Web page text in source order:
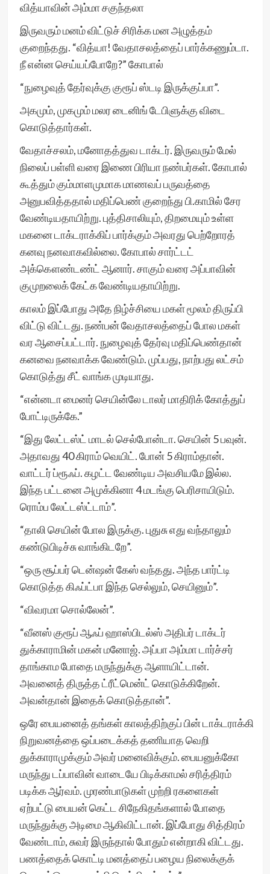
வித்யாவின் அம்மா சகுந்தலா
இருவரும் மனம் விட்டுச் சிரிக்க மன அழுத்தம்
குறைந்தது. “வித்யா! வேதாசலத்தைப் பார்க்கணும்டா.
நீ என்ன செய்யப்போறே?” கோபால்
“நுழைவுத் தேர்வுக்கு குரூப் ஸ்டடி இருக்குப்பா”.
அகமும், முகமும் மலர டைனிங் டேபிளுக்கு விடை
கொடுத்தார்கள்.
வேதாச்சலம், மனோதத்துவ டாக்டர். இருவரும் மேல்
நிலைப் பள்ளி வரை இணை பிரியா நண்பர்கள். கோபால்
கூத்தும் கும்மாளமுமாக மாணவப் பருவத்தை
அனுபவித்ததால் மதிப்பெண் குறைந்து பி.காமில் சேர
வேண்டியதாயிற்று. புத்திசாலியும், திறமையும் உள்ள
மகனை டாக்டராக்கிப் பார்க்கும் அவரது பெற்றோரத்
கனவு நனவாகவில்லை. கோபால் சார்ட்டட்
அக்கௌண்டண்ட் ஆனார். சாகும் வரை அப்பாவின்
குமுறலைக் கேட்க வேண்டியதாயிற்று.
காலம் இப்போது அதே நிழ்ச்சியை மகள் மூலம் திருப்பி
விட்டு விட்டது. நண்பன் வேதாசலத்தைப் போல மகள்
வர ஆசைப்பட்டார். நுழைவுத் தேர்வு மதிப்பெண்தான்
கனவை நனவாக்க வேண்டும். முப்பது, நாற்பது லட்சம்
கொடுத்து சீட் வாங்க முடியாது.
“என்னடா மைனர் செயின்லே டாலர் மாதிரிக் கோத்துப்
போட்டிருக்கே.”
“இது லேட்டஸ்ட் மாடல் செல்போன்டா. செயின் 5 பவுன்.
அதாவது 40 கிராம் வெயிட். போன் 5 கிராம்தான்.
வாட்டர் ப்ரூஃப். கழட்ட வேண்டிய அவசியமே இல்ல.
இந்த பட்டனை அமுக்கினா 4 மடங்கு பெரிசாயிடும்.
ரொம்ப லேட்டஸ்ட்டாம்”.
“தாலி செயின் போல இருக்கு. புதுசு எது வந்தாலும்
கண்டுபிடிச்சு வாங்கிடறே”.
“ஒரு சூப்பர் டென்ஷன் கேஸ் வந்தது. அந்த பார்ட்டி
கொடுத்த கிஃப்ட்பா இந்த செல்லும், செயினும்”.
“விவரமா சொல்லேன்”.
“வீனஸ் குரூப் ஆஃப் ஹாஸ்பிடல்ஸ் அதிபர் டாக்டர்
துக்காராமின் மகன் மனோஜ். அப்பா அம்மா டார்ச்சர்
தாங்காம போதை மருந்துக்கு ஆளாயிட்டான்.
அவனைத் திருத்த ட்ரீட்மென்ட் கொடுக்கிறேன்.
அவன்தான் இதைக் கொடுத்தான்”.
ஒரே பையனைத் தங்கள் காலத்திற்குப் பின் டாக்டராக்கி
நிறுவனத்தை ஒப்படைக்கத் தணியாத வெறி
துக்காராமுக்கும் அவர் மனைவிக்கும். பையனுக்கோ
மருந்து டப்பாவின் வாடையே பிடிக்காமல் சரித்திரம்
படிக்க ஆர்வம். முரண்பாடுகள் முற்றி ரகளைகள்
ஏற்பட்டு பையன் கெட்ட சிநேகிதங்களால் போதை
மருந்துக்கு அடிமை ஆகிவிட்டான். இப்போது சித்திரம்
வேண்டாம், சுவர் இருந்தால் போதும் என்றாகி விட்டது.
பணத்தைக் கொட்டி மனத்தைப் பழைய நிலைக்குக்